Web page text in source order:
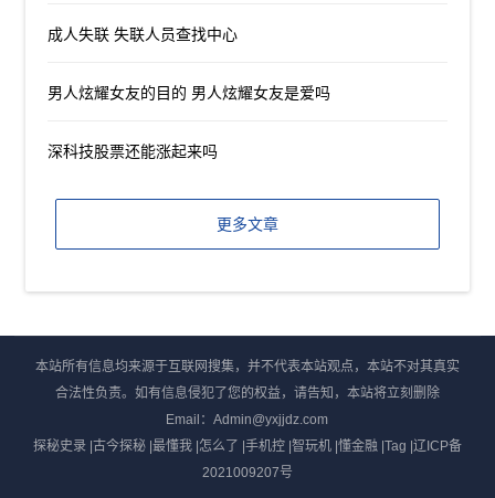
成人失联 失联人员查找中心
男人炫耀女友的目的 男人炫耀女友是爱吗
深科技股票还能涨起来吗
更多文章
本站所有信息均来源于互联网搜集，并不代表本站观点，本站不对其真实
合法性负责。如有信息侵犯了您的权益，请告知，本站将立刻删除
Email：Admin@yxjjdz.com
探秘史录|古今探秘|最懂我|怎么了 |手机控|智玩机|懂金融 |Tag |辽ICP备
2021009207号